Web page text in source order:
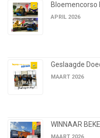
Bloemencorso
APRIL 2026
Geslaagde
MAART 2026
WINNAAR